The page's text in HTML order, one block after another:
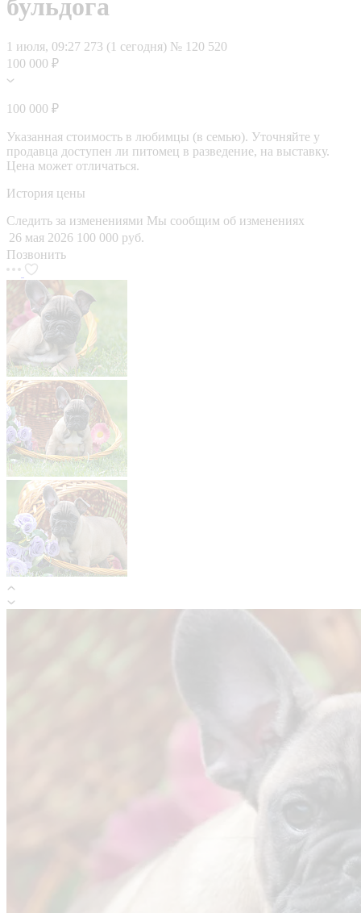
бульдога
1 июля, 09:27 273 (1 сегодня) № 120 520
100 000 ₽
100 000 ₽
Указанная стоимость в любимцы (в семью). Уточняйте у
продавца доступен ли питомец в разведение, на выставку.
Цена может отличаться.
История цены
Следить за изменениями Мы сообщим об изменениях
26 мая 2026 100 000 руб.
Позвонить